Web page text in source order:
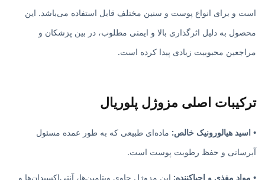
است و برای انواع پوست و سنین مختلف قابل استفاده می‌باشد. این
محصول به دلیل اثرگذاری بالا و ایمنی مطلوب، در بین پزشکان و
مراجعین محبوبیت زیادی پیدا کرده است.
ترکیبات اصلی مزوژل پلوریال
• اسید هیالورونیک خالص: ماده‌ای طبیعی که به طور عمده مسئول
آبرسانی و حفظ رطوبت پوست است.
• مواد مغذی و احیاکننده: این مزوژل حاوی ویتامین‌ها، آنتی‌اکسیدان‌ها و